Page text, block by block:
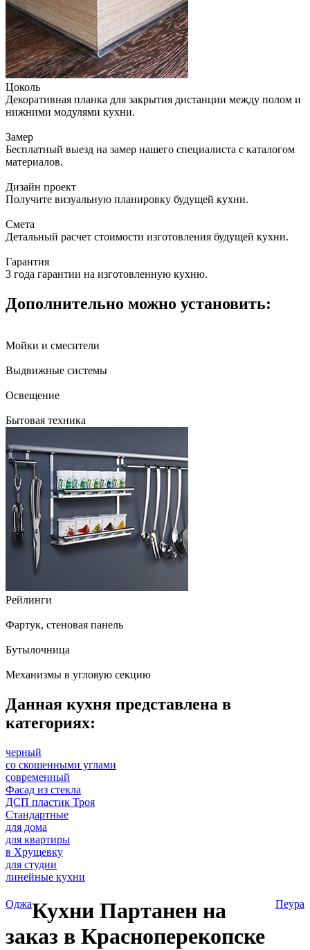
Цоколь
Декоративная планка для закрытия дистанции между полом и
нижними модулями кухни.
Замер
Бесплатный выезд на замер нашего специалиста с каталогом
материалов.
Дизайн проект
Получите визуальную планировку будущей кухни.
Смета
Детальный расчет стоимости изготовления будущей кухни.
Гарантия
3 года гарантии на изготовленную кухню.
Дополнительно можно установить:
Мойки и смесители
Выдвижные системы
Освещение
Бытовая техника
Рейлинги
Фартук, стеновая панель
Бутылочница
Механизмы в угловую секцию
Данная кухня представлена в
категориях:
черный
со скошенными углами
современный
Фасад из стекла
ДСП пластик Троя
Стандартные
для дома
для квартиры
в Хрущевку
для студии
линейные кухни
Оджа Пеура
Кухни Партанен на
заказ в Красноперекопске